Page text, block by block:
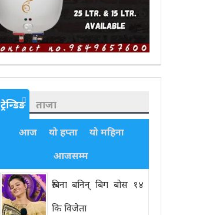
ट्रेन्डिङ ताजा
आज यो हप्ता
यो महिना
आजसम्म
रुबिना बनिन् बिग बोस १४
कि विजेता